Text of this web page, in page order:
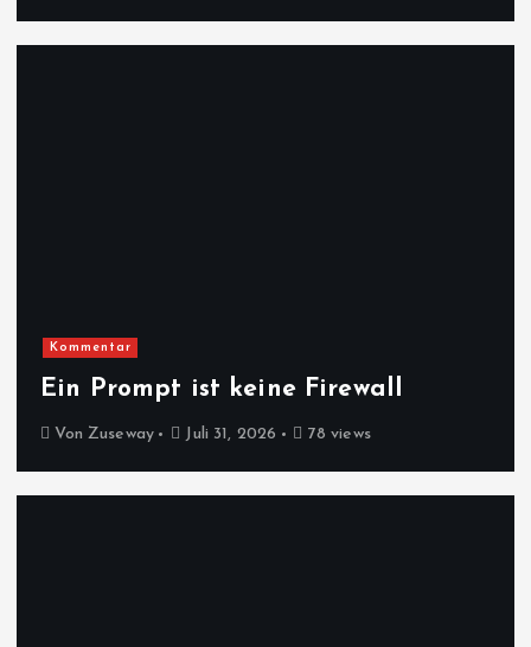
Kommentar
Ein Prompt ist keine Firewall
Von Zuseway Juli 31, 2026 78 views